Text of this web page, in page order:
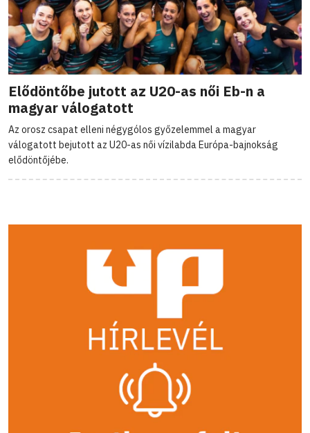
Elődöntőbe jutott az U20-as női Eb-n a
magyar válogatott
Az orosz csapat elleni négygólos győzelemmel a magyar
válogatott bejutott az U20-as női vízilabda Európa-bajnokság
elődöntőjébe.